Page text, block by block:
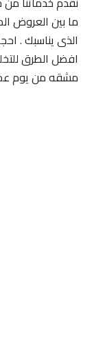
ما بين العروض
الذى يناسبك .
افضل الطرق
مشقه من يوم